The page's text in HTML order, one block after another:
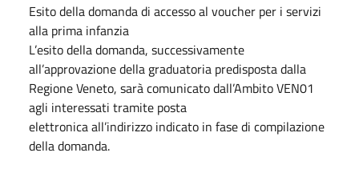
Esito della domanda di accesso al voucher per i servizi
alla prima infanzia
L’esito della domanda, successivamente
all’approvazione della graduatoria predisposta dalla
RegioneVeneto, saràcomunicatodall’AmbitoVEN01
agli interessati tramite posta
elettronica all’indirizzo indicato in fase di compilazione
della domanda.